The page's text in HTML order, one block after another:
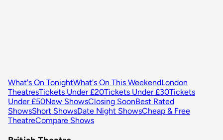
What's On TonightWhat's On This WeekendLondon
TheatresTickets Under £20Tickets Under £30Tickets
Under £50New ShowsClosing SoonBest Rated
ShowsShort ShowsDate Night ShowsCheap & Free
TheatreCompare Shows